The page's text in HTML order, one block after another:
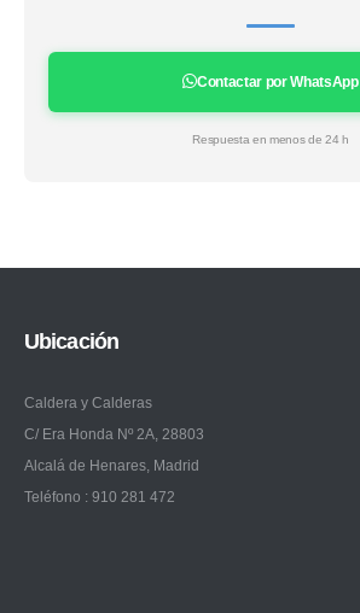
Contactar por WhatsApp
Respuesta en menos de 24 h
Ubicación
Caldera y Calderas
C/ Era Honda Nº 2A, 28803
Alcalá de Henares, Madrid
Teléfono : 910 281 472